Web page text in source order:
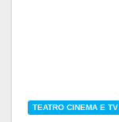
TEATRO CINEMA E TV